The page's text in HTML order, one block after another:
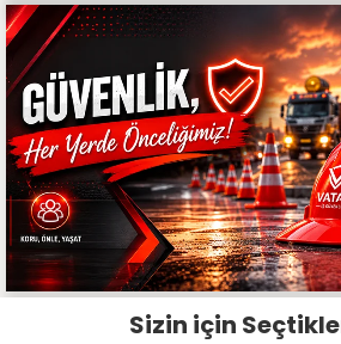
Sizin için